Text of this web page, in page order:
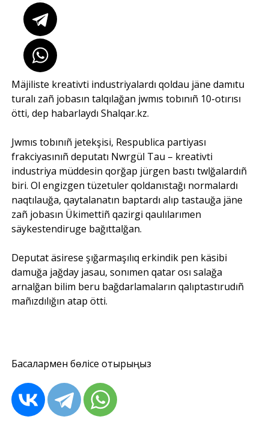
Mäjiliste kreativti industriyalardı qoldau jäne damıtu
turalı zañ jobasın talqılağan jwmıs tobınıñ 10-otırısı
ötti, dep habarlaydı Shalqar.kz.
Jwmıs tobınıñ jetekşisi, Respublica partiyası
frakciyasınıñ deputatı Nwrgül Tau – kreativti
industriya müddesin qorğap jürgen bastı twlğalardıñ
biri. Ol engizgen tüzetuler qoldanıstağı normalardı
naqtılauğa, qaytalanatın baptardı alıp tastauğa jäne
zañ jobasın Ükimettiñ qazirgi qaulılarımen
säykestendiruge bağıttalğan.
Deputat äsirese şığarmaşılıq erkindik pen käsibi
damuğa jağday jasau, sonımen qatar osı salağa
arnalğan bilim beru bağdarlamaların qalıptastırudıñ
mañızdılığın atap ötti.
Басқалармен бөлісе отырыңыз